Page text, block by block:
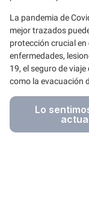
La pandemia de
mejor trazados
protección crucial
enfermedades,
19, el seguro de
como la evacuación
Lo